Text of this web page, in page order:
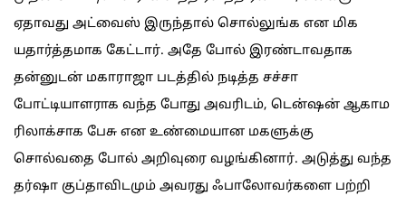
ஏதாவது அட்வைஸ் இருந்தால் சொல்லுங்க என மிக
யதார்த்தமாக கேட்டார். அதே போல் இரண்டாவதாக
தன்னுடன் மகாராஜா படத்தில் நடித்த சச்சா
போட்டியாளராக வந்த போது அவரிடம், டென்ஷன் ஆகாம
ரிலாக்சாக பேசு என உண்மையான மகளுக்கு
சொல்வதை போல் அறிவுரை வழங்கினார். அடுத்து வந்த
தர்ஷா குப்தாவிடமும் அவரது ஃபாலோவர்களை பற்றி